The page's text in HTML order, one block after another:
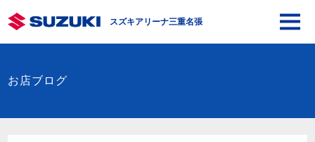
スズキアリーナ三重名張
お店ブログ